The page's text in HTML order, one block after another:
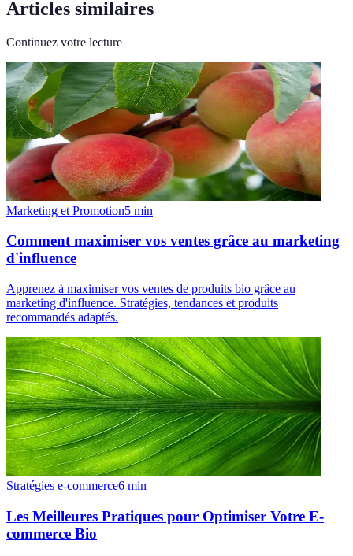
Articles similaires
Continuez votre lecture
Marketing et Promotion5 min
Comment maximiser vos ventes grâce au marketing
d'influence
Apprenez à maximiser vos ventes de produits bio grâce au
marketing d'influence. Stratégies, tendances et produits
recommandés adaptés.
Stratégies e-commerce6 min
Les Meilleures Pratiques pour Optimiser Votre E-
commerce Bio